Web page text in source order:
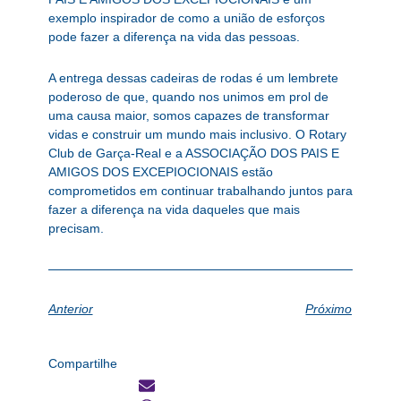
exemplo inspirador de como a união de esforços
pode fazer a diferença na vida das pessoas.
A entrega dessas cadeiras de rodas é um lembrete
poderoso de que, quando nos unimos em prol de
uma causa maior, somos capazes de transformar
vidas e construir um mundo mais inclusivo. O Rotary
Club de Garça-Real e a ASSOCIAÇÃO DOS PAIS E
AMIGOS DOS EXCEPIOCIONAIS estão
comprometidos em continuar trabalhando juntos para
fazer a diferença na vida daqueles que mais
precisam.
Anterior Próximo
Compartilhe